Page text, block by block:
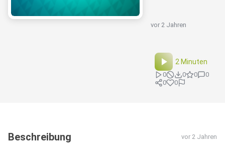
vor 2 Jahren
2 Minuten
0 0 0
0
0
0
Beschreibung vor 2 Jahren